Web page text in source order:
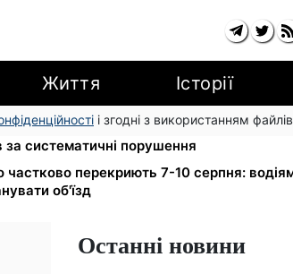
Життя Історії
і згодні з використанням
— Зеленський доручив РНБО
за систематичні порушення
частково перекриють 7-10 серпня:
об'їзд
Останні новини